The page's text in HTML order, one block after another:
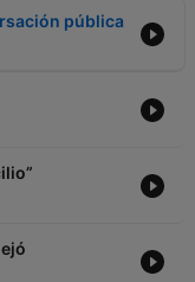
pública